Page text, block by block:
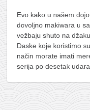
Evo kako u našem
dovoljno makiwara u
vežbaju shuto na
Daske koje koristimo
način morate imati
serija po desetak